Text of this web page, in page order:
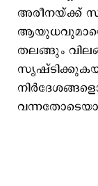
അരീനയ്ക്ക്
തലങ്ങും